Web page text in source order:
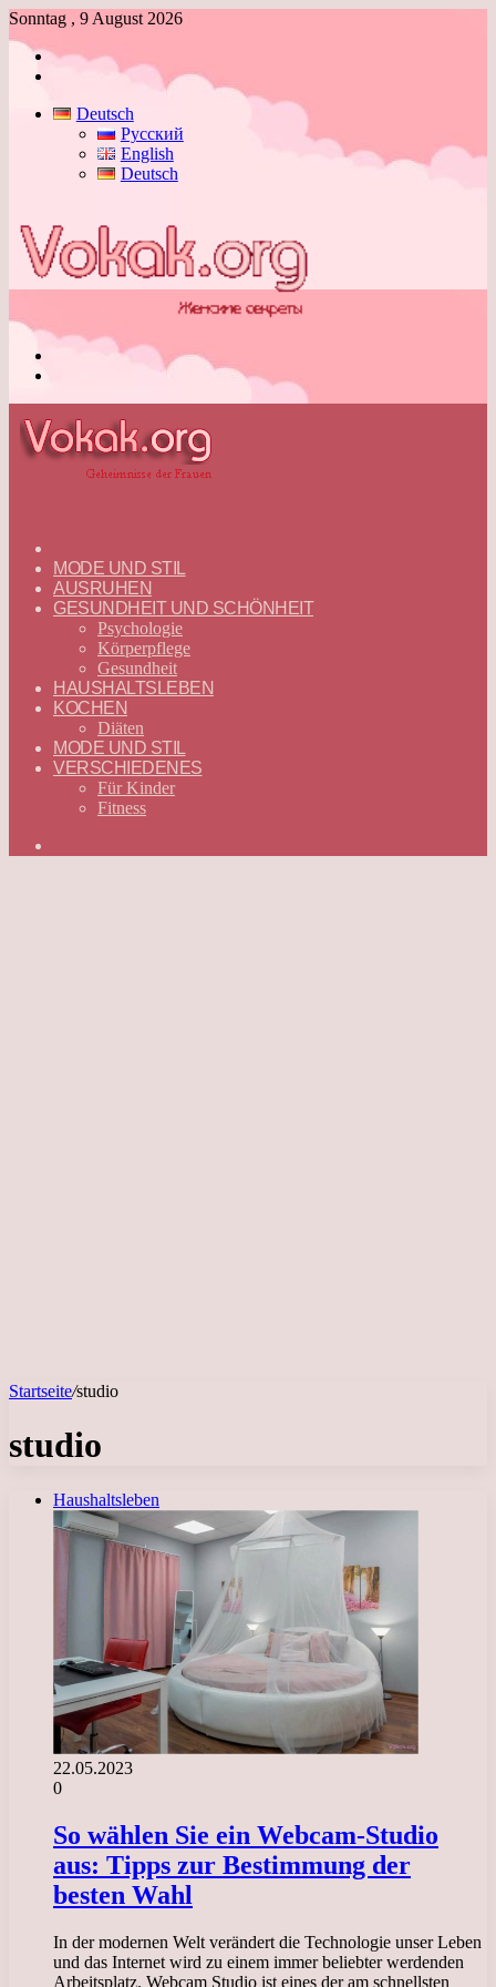
Sonntag , 9 August 2026
Anmelden
Deutsch
Русский
English
Deutsch
—
DEUTSCH
MODE UND STIL
AUSRUHEN
GESUNDHEIT UND SCHÖNHEIT
Psychologie
Körperpflege
Gesundheit
HAUSHALTSLEBEN
KOCHEN
Diäten
MODE UND STIL
VERSCHIEDENES
Für Kinder
Fitness
Startseite/studio
studio
Haushaltsleben
22.05.2023
0
So wählen Sie ein Webcam-Studio
aus: Tipps zur Bestimmung der
besten Wahl
In der modernen Welt verändert die Technologie unser Leben
und das Internet wird zu einem immer beliebter werdenden
Arbeitsplatz. Webcam Studio ist eines der am schnellsten